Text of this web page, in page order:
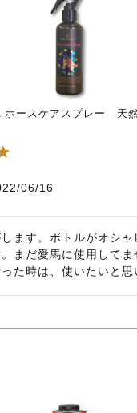
ホースケアスプレー 天
06/16
ます。ボトルがオシャ
まだ愛馬に使用してま
た時は、使いたいと思